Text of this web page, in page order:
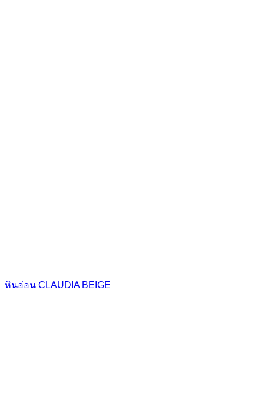
หินอ่อน CLAUDIA BEIGE